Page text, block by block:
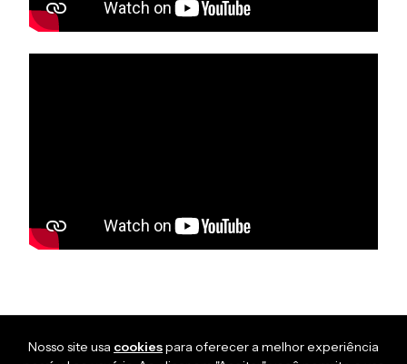
Nosso site usa cookiespara oferecer a melhor experiência